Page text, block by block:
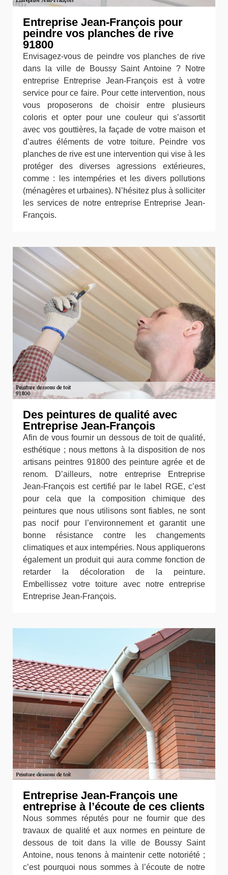
Entreprise Jean-François pour
peindre vos planches de rive
91800
Envisagez-vous de peindre vos planches de rive
dans la ville de Boussy Saint Antoine ? Notre
entreprise Entreprise Jean-François est à votre
service pour ce faire. Pour cette intervention, nous
vous proposerons de choisir entre plusieurs
coloris et opter pour une couleur qui s’assortit
avec vos gouttières, la façade de votre maison et
d’autres éléments de votre toiture. Peindre vos
planches de rive est une intervention qui vise à les
protéger des diverses agressions extérieures,
comme : les intempéries et les divers pollutions
(ménagères et urbaines). N’hésitez plus à solliciter
les services de notre entreprise Entreprise Jean-
François.
Des peintures de qualité avec
Entreprise Jean-François
Afin de vous fournir un dessous de toit de qualité,
esthétique ; nous mettons à la disposition de nos
artisans peintres 91800 des peinture agrée et de
renom. D’ailleurs, notre entreprise Entreprise
Jean-François est certifié par le label RGE, c’est
pour cela que la composition chimique des
peintures que nous utilisons sont fiables, ne sont
pas nocif pour l’environnement et garantit une
bonne résistance contre les changements
climatiques et aux intempéries. Nous appliquerons
également un produit qui aura comme fonction de
retarder la décoloration de la peinture.
Embellissez votre toiture avec notre entreprise
Entreprise Jean-François.
Entreprise Jean-François une
entreprise à l’écoute de ces clients
Nous sommes réputés pour ne fournir que des
travaux de qualité et aux normes en peinture de
dessous de toit dans la ville de Boussy Saint
Antoine, nous tenons à maintenir cette notoriété ;
c’est pourquoi nous sommes à l’écoute de notre